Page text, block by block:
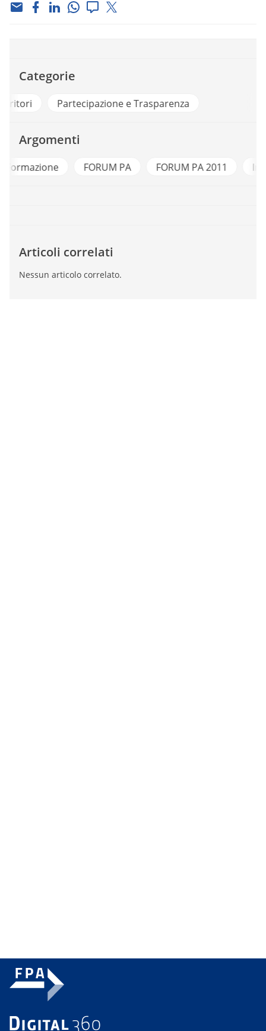
Categorie
Città e Territori Partecipazione e Trasparenza
Argomenti
FORUM PA FORUM PA 2011 Infrastrutture
Articoli correlati
Nessun articolo correlato.